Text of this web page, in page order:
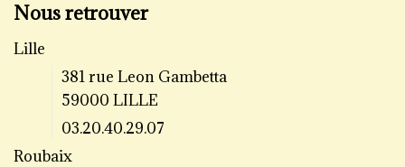
Nous retrouver
Lille
381 rue Leon Gambetta
59000 LILLE
03.20.40.29.07
Roubaix